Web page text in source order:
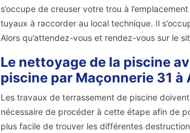
s’occupe de creuser votre trou à
tuyaux à raccorder au local technique. Il
Alors qu’attendez-vous et rendez-vous sur le
Le nettoyage de la piscine
piscine par Maçonnerie 31
Les travaux de terrassement de piscine
nécessaire de procéder à cette étape afin de
plus facile de trouver les différentes